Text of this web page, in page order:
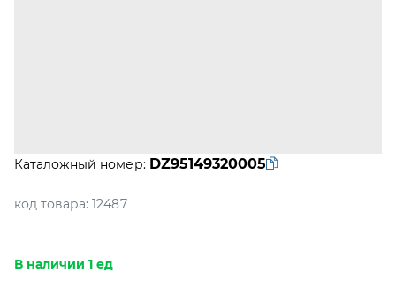
Каталожный номер: DZ95149320005
код товара: 12487
В наличии 1 ед